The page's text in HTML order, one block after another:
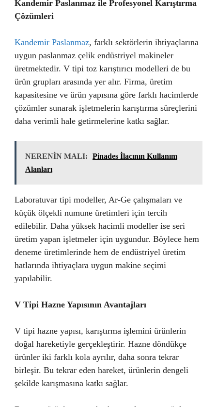
Kandemir Paslanmaz ile Profesyonel Karıştırma
Çözümleri
Kandemir Paslanmaz, farklı sektörlerin ihtiyaçlarına
uygun paslanmaz çelik endüstriyel makineler
üretmektedir. V tipi toz karıştırıcı modelleri de bu
ürün grupları arasında yer alır. Firma, üretim
kapasitesine ve ürün yapısına göre farklı hacimlerde
çözümler sunarak işletmelerin karıştırma süreçlerini
daha verimli hale getirmelerine katkı sağlar.
NERENİN MALI:
Pinades İlacının Kullanım
Alanları
Laboratuvar tipi modeller, Ar-Ge çalışmaları ve
küçük ölçekli numune üretimleri için tercih
edilebilir. Daha yüksek hacimli modeller ise seri
üretim yapan işletmeler için uygundur. Böylece hem
deneme üretimlerinde hem de endüstriyel üretim
hatlarında ihtiyaçlara uygun makine seçimi
yapılabilir.
V Tipi Hazne Yapısının Avantajları
V tipi hazne yapısı, karıştırma işlemini ürünlerin
doğal hareketiyle gerçekleştirir. Hazne döndükçe
ürünler iki farklı kola ayrılır, daha sonra tekrar
birleşir. Bu tekrar eden hareket, ürünlerin dengeli
şekilde karışmasına katkı sağlar.